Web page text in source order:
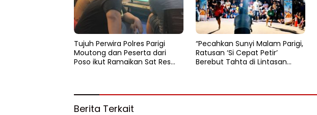
Tujuh Perwira Polres Parigi
Moutong dan Peserta dari
Poso ikut Ramaikan Sat Res
“Pecahkan Sunyi Malam Parigi,
Ratusan ‘Si Cepat Petir’
Berebut Tahta di Lintasan
Berita Terkait